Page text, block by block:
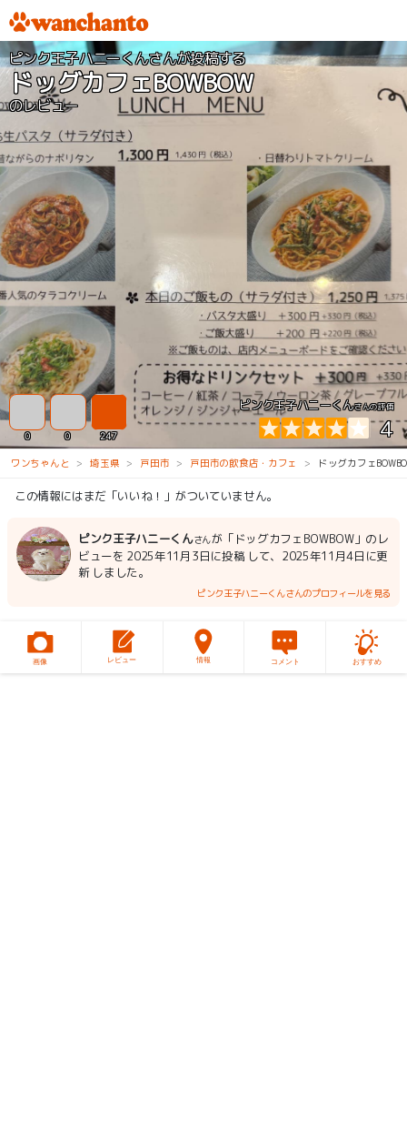
ピンク王子ハニーくんさんが投稿する
ドッグカフェBOWBOW
のレビュー
ピンク王子ハニーくんさんの評価
4
0 0 247
ワンちゃんと 埼玉県 戸田市 戸田市の飲食店・カフェ ドッグカフェ
この情報にはまだ「いいね！」がついていません。
ピンク王子ハニーくんさんが「ドッグカフェBOWBOW」のレ
ビューを 2025年11月3日に投稿 して、2025年11月4日に更
新 しました。
ピンク王子ハニーくんさんのプロフィールを見る
画像 レビュー 情報 コメント おすすめ